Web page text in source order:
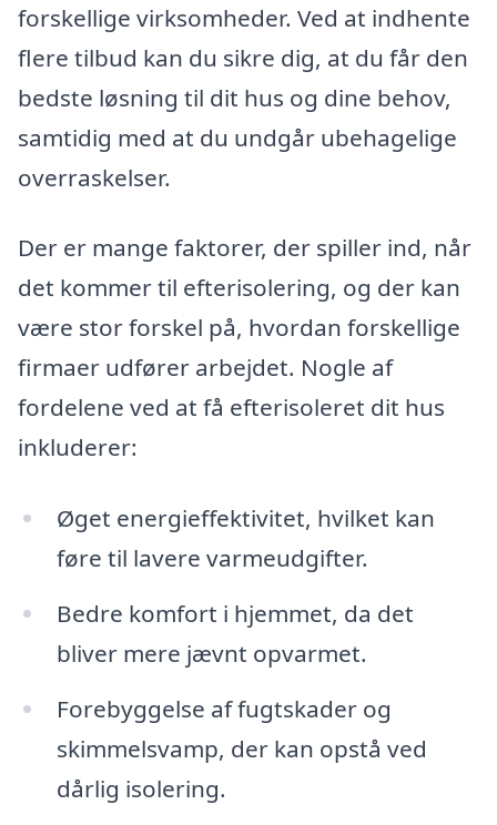
forskellige virksomheder. Ved at indhente
flere tilbud kan du sikre dig, at du får den
bedste løsning til dit hus og dine behov,
samtidig med at du undgår ubehagelige
overraskelser.
Der er mange faktorer, der spiller ind, når
det kommer til efterisolering, og der kan
være stor forskel på, hvordan forskellige
firmaer udfører arbejdet. Nogle af
fordelene ved at få efterisoleret dit hus
inkluderer:
Øget energieffektivitet, hvilket kan
føre til lavere varmeudgifter.
Bedre komfort i hjemmet, da det
bliver mere jævnt opvarmet.
Forebyggelse af fugtskader og
skimmelsvamp, der kan opstå ved
dårlig isolering.